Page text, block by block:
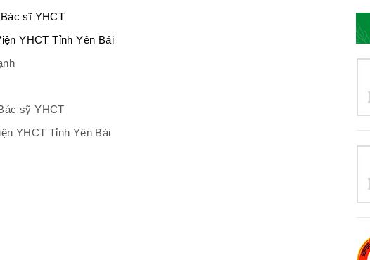
Bác sĩ YHCT
YHCT Tỉnh Yên Bái
sỹ YHCT
YHCT Tỉnh Yên Bái